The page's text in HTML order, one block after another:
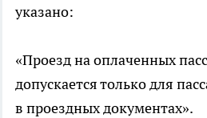
указано:
«Проезд на оплаченных
допускается только для
в проездных документах».